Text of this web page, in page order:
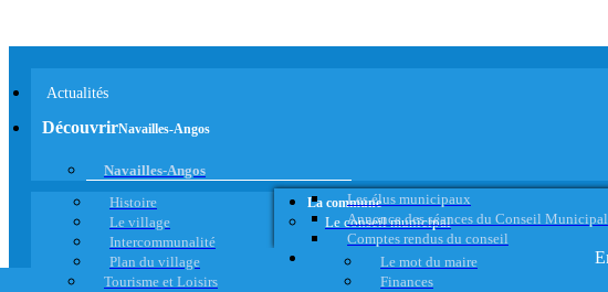
Actualités
DécouvrirNavailles-Angos
Navailles-Angos
Histoire
Le village
Intercommunalité
Plan du village
Tourisme et Loisirs
La commune
Le conseil municipal
Les élus municipaux
Annonce des séances du Conseil Municipal
Comptes rendus du conseil
Le mot du maire
Finances